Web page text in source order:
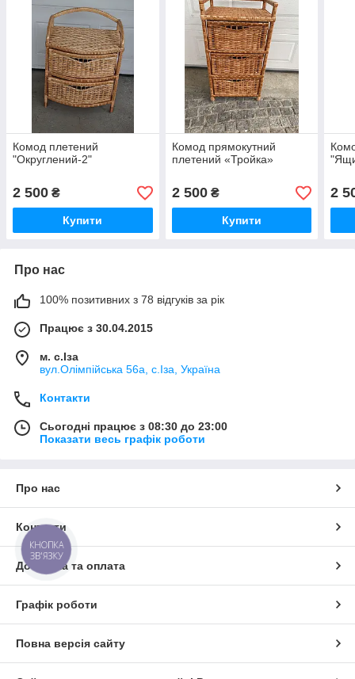
Комод плетений
"Округлений-2"
2 500 ₴
Купити
Комод прямокутний
плетений «Тройка»
2 500₴
Купити
2
Про нас
100% позитивних з 78 відгуків за рік
Працює з 30.04.2015
м. с.Іза
вул.Олімпійська 56а, с.Іза, Україна
Контакти
Сьогодні працює з 08:30 до 23:00
Показати весь графік роботи
Про нас
Контакти
Доставка та оплата
Графік роботи
Повна версія сайту
КНОПКА
ЗВ'ЯЗКУ